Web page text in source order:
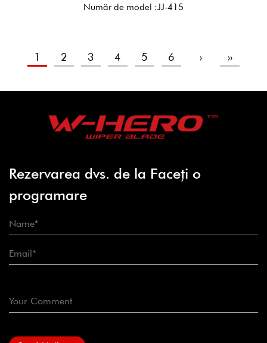
Număr de model :JJ-415
1 2 3 4 5 6 › ››
Rezervarea dvs. de la Faceți o
programare